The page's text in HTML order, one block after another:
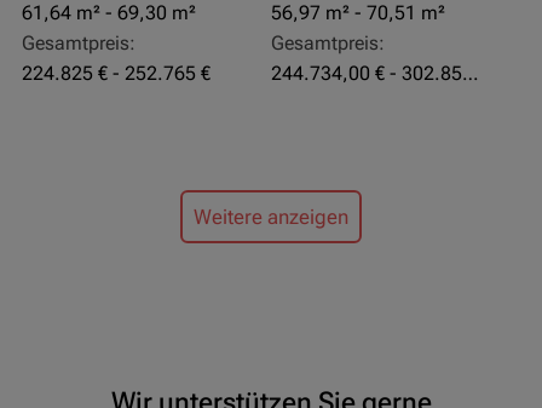
61,64 m² - 69,30 m²
Gesamtpreis:
224.825 € - 252.765 €
56,97 m² - 70,51 m²
Gesamtpreis:
244.734,00 € - 302.855,00 €
Weitere anzeigen